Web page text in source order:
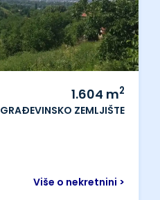
1.604 m2
GRAĐEVINSKO ZEMLJIŠTE
Više o nekretnini >